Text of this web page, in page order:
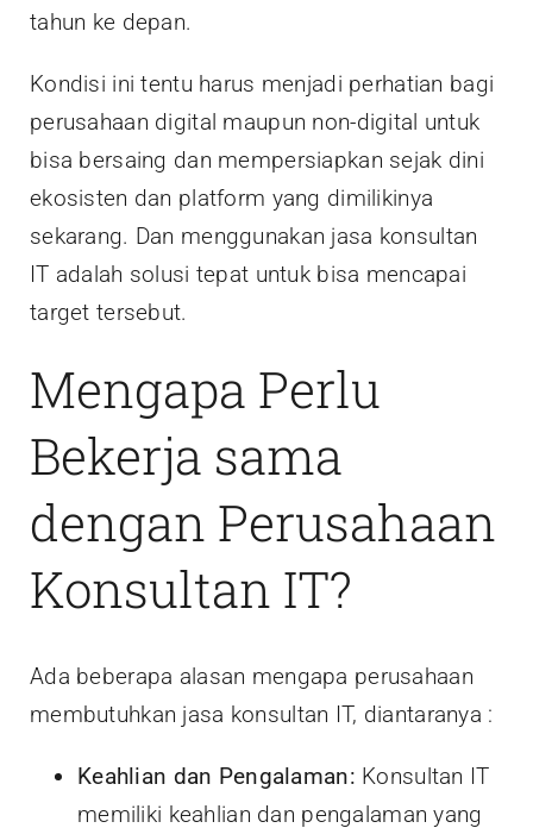
tahun ke depan.
Kondisi ini tentu harus menjadi perhatian bagi
perusahaan digital maupun non-digital untuk
bisa bersaing dan mempersiapkan sejak dini
ekosisten dan platform yang dimilikinya
sekarang. Dan menggunakan jasa konsultan
IT adalah solusi tepat untuk bisa mencapai
target tersebut.
Mengapa Perlu
Bekerja sama
dengan Perusahaan
Konsultan IT?
Ada beberapa alasan mengapa perusahaan
membutuhkan jasa konsultan IT, diantaranya :
Keahlian dan Pengalaman: Konsultan IT
memiliki keahlian dan pengalaman yang